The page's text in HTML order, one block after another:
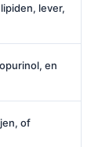
lever,
en
of